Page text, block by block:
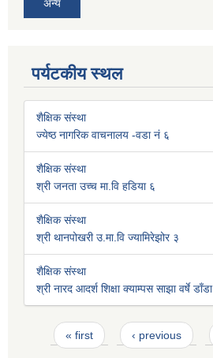
अन्य
पर्यटकीय स्थल
शैक्षिक संस्था
ज्येष्ठ नागरिक वाचनालय -वडा नं ६
शैक्षिक संस्था
श्री जनता उच्च मा.वि हडिया ६
शैक्षिक संस्था
श्री थानपोखरी उ.मा.वि ज्यामिरेझोर ३
शैक्षिक संस्था
श्री नारद आदर्श शिक्षा क्याम्पस साझा वर्षे डाँडा
Pages
« first ‹ previous